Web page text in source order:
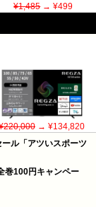
¥1,485→ ¥499
→ ¥134,820
ル「アツいスポーツ
巻100円キャンペー